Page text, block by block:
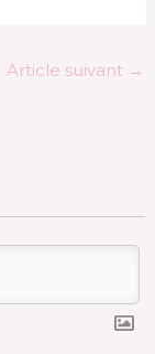
Article suivant →